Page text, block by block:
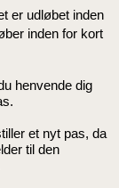
er udløbet inden
inden for kort
henvende dig
et nyt pas, da
til den